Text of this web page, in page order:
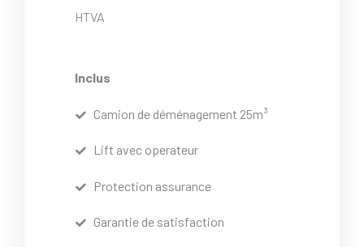
HTVA
Inclus
Camion de déménagement 25m³
Lift avec operateur
Protection assurance
Garantie de satisfaction